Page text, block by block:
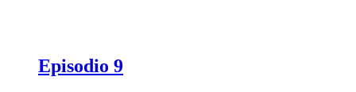
Episodio 9